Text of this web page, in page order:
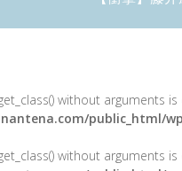
without arguments
public_html/
without arguments